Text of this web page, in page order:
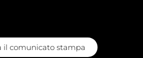
il comunicato stampa